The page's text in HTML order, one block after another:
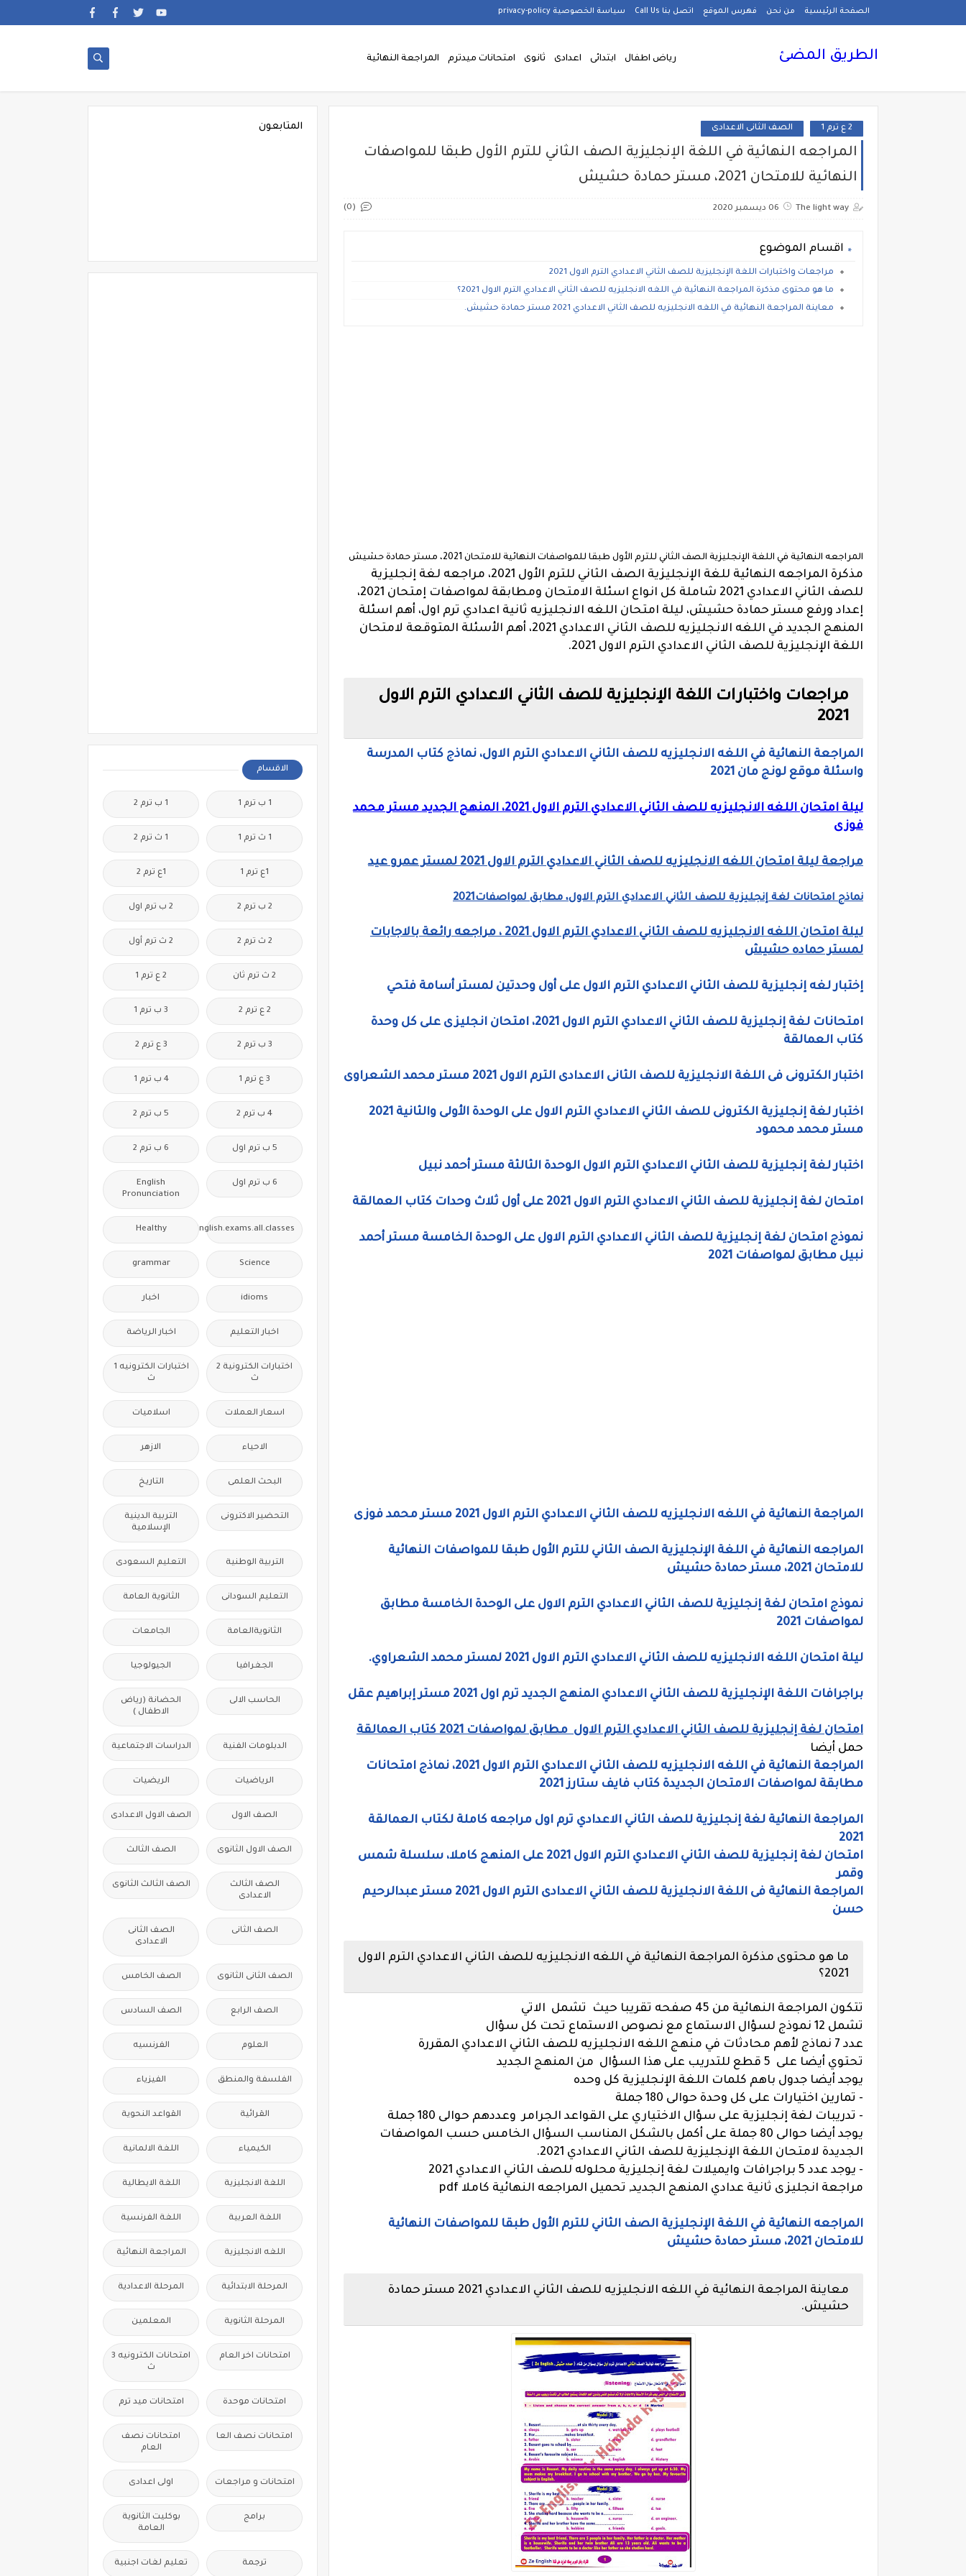
الصفحة الرئيسية من نحن فهرس الموقع اتصل بنا Call Us سياسة الخصوصية privacy-policy
الطريق المضئ رياض اطفال ابتدائى اعدادى ثانوى امتحانات ميدترم المراجعة النهائية
2 ع ترم 1 الصف الثانى الاعدادى
المراجعه النهائية في اللغة الإنجليزية الصف الثاني للترم الأول طبقا للمواصفات
النهائية للامتحان 2021، مستر حمادة حشيش
The light way 06 ديسمبر 2020 (0)
اقسام الموضوع
مراجعات واختبارات اللغة الإنجليزية للصف الثاني الاعدادي الترم الاول 2021
ما هو محتوى مذكرة المراجعة النهائية في اللغه الانجليزيه للصف الثاني الاعدادي الترم الاول 2021؟
معاينة المراجعة النهائية في اللغه الانجليزيه للصف الثاني الاعدادي 2021 مستر حمادة حشيش.
المراجعه النهائية في اللغة الإنجليزية الصف الثاني للترم الأول طبقا للمواصفات النهائية للامتحان 2021، مستر حمادة حشيش
مذكرة المراجعه النهائية للغة الإنجليزية الصف الثاني للترم الأول 2021، مراجعه لغة إنجليزية
للصف الثاني الاعدادي 2021 شاملة كل انواع اسئلة الامتحان ومطابقة لمواصفات إمتحان 2021،
إعداد ورفع مستر حمادة حشيش، ليلة امتحان اللغه الانجليزيه ثانية اعدادي ترم اول، أهم اسئلة
المنهج الجديد في اللغه الانجليزيه للصف الثاني الاعدادي 2021، أهم الأسئلة المتوقعة لامتحان
اللغة الإنجليزية للصف الثاني الاعدادي الترم الاول 2021.
مراجعات واختبارات اللغة الإنجليزية للصف الثاني الاعدادي الترم الاول
2021
المراجعة النهائية في اللغه الانجليزيه للصف الثاني الاعدادي الترم الاول، نماذج كتاب المدرسة
واسئلة موقع لونج مان 2021
ليلة امتحان اللغه الانجليزيه للصف الثاني الاعدادي الترم الاول 2021، المنهج الجديد مستر محمد
فوزى
مراجعة ليلة امتحان اللغه الانجليزيه للصف الثاني الاعدادي الترم الاول 2021 لمستر عمرو عيد
نماذج امتحانات لغة إنجليزية للصف الثاني الاعدادي الترم الاول، مطابق لمواصفات2021
ليلة امتحان اللغه الانجليزيه للصف الثاني الاعدادي الترم الاول 2021 ، مراجعه رائعة بالاجابات
لمستر حماده حشيش
إختبار لغه إنجليزية للصف الثاني الاعدادي الترم الاول على أول وحدتين لمستر أسامة فتحي
امتحانات لغة إنجليزية للصف الثاني الاعدادي الترم الاول 2021، امتحان انجليزى على كل وحدة
كتاب العمالقة
اختبار الكترونى فى اللغة الانجليزية للصف الثانى الاعدادى الترم الاول 2021 مستر محمد الشعراوى
اختبار لغة إنجليزية الكترونى للصف الثاني الاعدادي الترم الاول على الوحدة الأولى والثانية 2021
مستر محمد محمود
اختبار لغة إنجليزية للصف الثاني الاعدادي الترم الاول الوحدة الثالثة مستر أحمد نبيل
امتحان لغة إنجليزية للصف الثاني الاعدادي الترم الاول 2021 على أول ثلاث وحدات كتاب العمالقة
نموذج امتحان لغة إنجليزية للصف الثاني الاعدادي الترم الاول على الوحدة الخامسة مستر أحمد
نبيل مطابق لمواصفات 2021
المراجعة النهائية في اللغه الانجليزيه للصف الثاني الاعدادي الترم الاول 2021 مستر محمد فوزى
المراجعه النهائية في اللغة الإنجليزية الصف الثاني للترم الأول طبقا للمواصفات النهائية
للامتحان 2021، مستر حمادة حشيش
نموذج امتحان لغة إنجليزية للصف الثاني الاعدادي الترم الاول على الوحدة الخامسة مطابق
لمواصفات 2021
ليلة امتحان اللغه الانجليزيه للصف الثاني الاعدادي الترم الاول 2021 لمستر محمد الشعراوي.
براجرافات اللغة الإنجليزية للصف الثاني الاعدادي المنهج الجديد ترم اول 2021 مستر إبراهيم عقل
امتحان لغة إنجليزية للصف الثاني الاعدادي الترم الاول مطابق لمواصفات 2021 كتاب العمالقة
حمل أيضا
المراجعة النهائية في اللغه الانجليزيه للصف الثاني الاعدادي الترم الاول 2021، نماذج امتحانات
مطابقة لمواصفات الامتحان الجديدة كتاب فايف ستارز 2021
المراجعة النهائية لغة إنجليزية للصف الثاني الاعدادي ترم اول مراجعه كاملة لكتاب العمالقة
2021
امتحان لغة إنجليزية للصف الثاني الاعدادي الترم الاول 2021 على المنهج كاملا، سلسلة شمس
وقمر
المراجعة النهائية فى اللغة الانجليزية للصف الثاني الاعدادى الترم الاول 2021 مستر عبدالرحيم
حسن
ما هو محتوى مذكرة المراجعة النهائية في اللغه الانجليزيه للصف الثاني الاعدادي الترم الاول
2021؟
تتكون المراجعة النهائية من 45 صفحه تقريبا حيث تشمل الاتي
تشمل 12 نموذج لسؤال الاستماع مع نصوص الاستماع تحت كل سؤال
عدد 7 نماذج لأهم محادثات في منهج اللغه الانجليزيه للصف الثاني الاعدادي المقررة
تحتوي أيضا على 5 قطع للتدريب على هذا السؤال من المنهج الجديد
يوجد أيضا جدول باهم كلمات اللغة الإنجليزية كل وحده
- تمارين اختيارات على كل وحدة حوالى 180 جملة
- تدريبات لغة إنجليزية على سؤال الاختياري على القواعد الجرامر وعددهم حوالى 180 جملة
يوجد أيضا حوالى 80 جملة على أكمل بالشكل المناسب السؤال الخامس حسب المواصفات
الجديدة لامتحان اللغة الإنجليزية للصف الثاني الاعدادي 2021.
- يوجد عدد 5 براجرافات وايميلات لغة إنجليزية محلوله للصف الثاني الاعدادي 2021
مراجعة انجليزى ثانية عدادي المنهج الجديد, تحميل المراجعه النهائية كاملا pdf
المراجعه النهائية في اللغة الإنجليزية الصف الثاني للترم الأول طبقا للمواصفات النهائية
للامتحان 2021، مستر حمادة حشيش
معاينة المراجعة النهائية في اللغه الانجليزيه للصف الثاني الاعدادي 2021 مستر حمادة
حشيش.
المتابعون
الاقسام
1 ب ترم 1 1 ب ترم 2
1 ث ترم 1 1 ث ترم 2
1ع ترم 1 1ع ترم 2
2 ب ترم 2 2 ب ترم اول
2 ث ترم 2 2 ث ترم أول
2 ث ترم ثان 2 ع ترم 1
2 ع ترم 2 3 ب ترم 1
3 ب ترم 2 3 ع ترم 2
3 ع ترم 1 4 ب ترم 1
4 ب ترم 2 5 ب ترم 2
5 ب ترم اول 6 ب ترم 2
6 ب ترم اول
English
Pronunciation
Free.English.exams.all.classes
Healthy
Science
grammar
idioms اخبار
اخبار التعليم اخبار الرياضة
اختبارات الكترونية 2
ث
اختبارات الكترونيه 1
ث
اسعار العملات اسلاميات
الاحياء الازهر
البحث العلمى التاريخ
التحضير الاكترونى
التربية الدينية
الإسلامية
التربية الوطنية التعليم السعودى
التعليم السودانى الثانوية العامة
الثانويةالعامة الجامعات
الجغرافيا الجيولوجيا
الحاسب الالى
الحضانة (رياض
الاطفال )
الدبلومات الفنية الدراسات الاجتماعية
الرياضيات الريضيات
الصف الاول الصف الاول الاعدادى
الصف الاول الثانوى الصف الثالث
الصف الثالث
الاعدادى
الصف الثالث الثانوى
الصف الثانى
الصف الثانى
الاعدادى
الصف الثانى الثانوى الصف الخامس
الصف الرابع الصف السادس
العلوم الفرنسيه
الفلسفة والمنطق الفيزياء
القرائية القواعد النحوية
الكيمياء اللغة الالمانية
اللغة الانجليزية اللغة الايطالية
اللغة العربية اللغة الفرنسية
اللغه الانجليزية المراجعة النهائية
المرحلة الابتدائية المرحلة الاعدادية
المرحلة الثانوية المعلمين
امتحانات اخر العام
امتحانات الكترونيه 3
ث
امتحانات موحدة امتحانات ميد ترم
امتحانات نصف العا
امتحانات نصف
العام
امتحانات و مراجعات اولى اعدادى
برامج
بوكليت الثانوية
العامة
ترجمة تعليم لغات اجنبية